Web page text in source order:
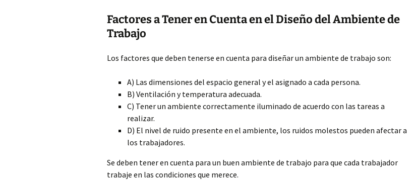
Factores a Tener en Cuenta en el Diseño del Ambiente de
Trabajo
Los factores que deben tenerse en cuenta para diseñar un ambiente de trabajo son:
A) Las dimensiones del espacio general y el asignado a cada persona.
B) Ventilación y temperatura adecuada.
C) Tener un ambiente correctamente iluminado de acuerdo con las tareas a
realizar.
D) El nivel de ruido presente en el ambiente, los ruidos molestos pueden afectar a
los trabajadores.
Se deben tener en cuenta para un buen ambiente de trabajo para que cada trabajador
trabaje en las condiciones que merece.